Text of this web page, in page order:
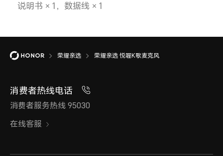
说明书 × 1，数据线 × 1
荣耀亲选 荣耀亲选 悦喔K歌麦克风
消费者热线电话
消费者服务热线 95030
在线客服